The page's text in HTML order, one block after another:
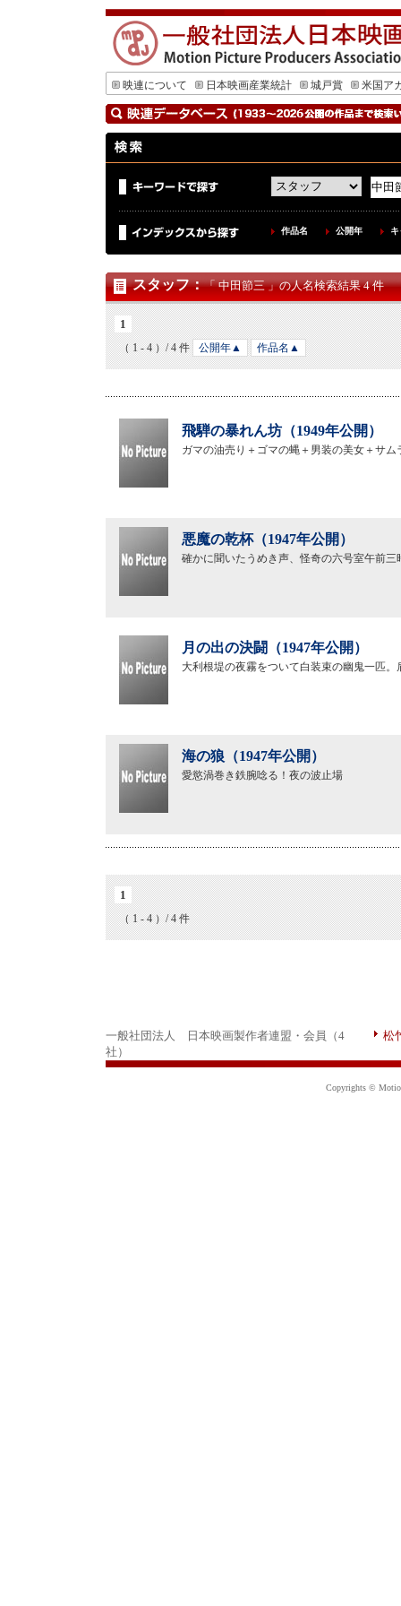
映連について 日本映画産業統計 城戸賞 米国ア
作品名 公開年
スタッフ：「 中田節三 」の人名検索結果 4 件
1
（ 1 - 4 ）/ 4 件 公開年▲ 作品名▲
飛騨の暴れん坊（1949年公開）
ガマの油売り＋ゴマの蝿＋男装の美女＋サ
悪魔の乾杯（1947年公開）
確かに聞いたうめき声、怪奇の六号室午前
月の出の決闘（1947年公開）
大利根堤の夜霧をついて白装束の幽鬼一匹
海の狼（1947年公開）
愛慾渦巻き鉄腕唸る！夜の波止場
1
（ 1 - 4 ）/ 4 件
一般社団法人 日本映画製作者連盟・会員（4
社）
松
Copyrights ©